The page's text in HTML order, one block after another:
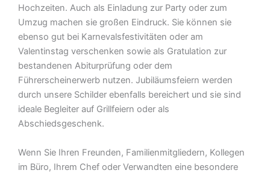
Hochzeiten. Auch als Einladung zur Party oder zum
Umzug machen sie großen Eindruck. Sie können sie
ebenso gut bei Karnevalsfestivitäten oder am
Valentinstag verschenken sowie als Gratulation zur
bestandenen Abiturprüfung oder dem
Führerscheinerwerb nutzen. Jubiläumsfeiern werden
durch unsere Schilder ebenfalls bereichert und sie sind
ideale Begleiter auf Grillfeiern oder als
Abschiedsgeschenk.
Wenn Sie Ihren Freunden, Familienmitgliedern, Kollegen
im Büro, Ihrem Chef oder Verwandten eine besondere